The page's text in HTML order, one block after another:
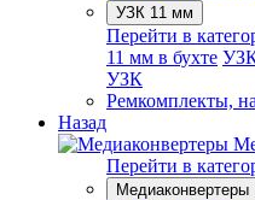
УЗК 11 мм
Перейти в
11 мм в бухте
УЗК
Ремкомплекты,
Назад
Перейти в